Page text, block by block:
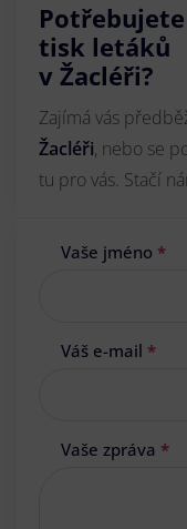
Potřebujete
tisk letáků
v Žacléři?
Zajímá vás
Žacléři, nebo se
tu pro vás. Stačí
Vaše jméno *
Váš e-mail *
Vaše zpráva *